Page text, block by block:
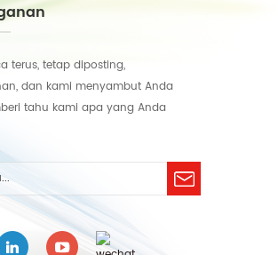
terus, tetap diposting,
dan kami menyambut Anda
tahu kami apa yang Anda